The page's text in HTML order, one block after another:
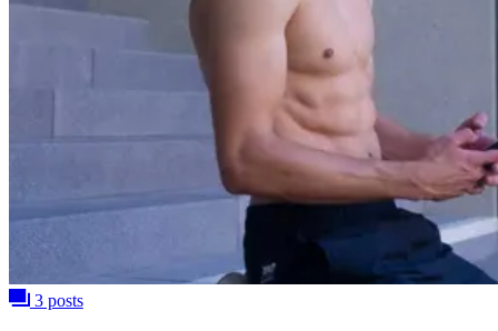
3 posts